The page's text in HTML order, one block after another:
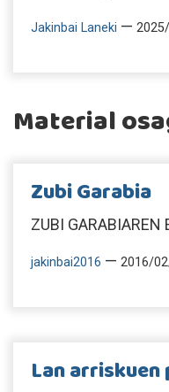
Jakinbai Laneki —
Material
Zubi Garabia
ZUBI GARABIAREN
jakinbai2016 — 2016/
Lan